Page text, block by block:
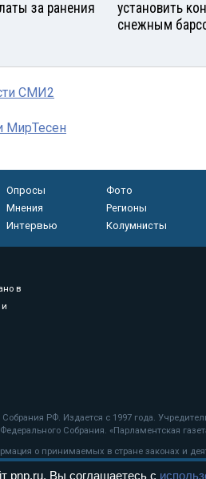
за ранения
установить
снежным
СМИ2
МирТесен
Опросы
Фото
Мнения
Регионы
Интервью Колумнисты
в
РФ. Издается с 1997 года.
Собрания. «Парламентская
о принимаемых в стране законах и
pnp.ru, Вы соглашаетесь с